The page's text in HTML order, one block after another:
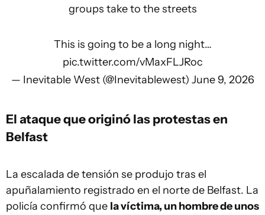
groups take to the streets
This is going to be a long night…
pic.twitter.com/vMaxFLJRoc
— Inevitable West (@Inevitablewest) June 9, 2026
El ataque que originó las protestas en
Belfast
La escalada de tensión se produjo tras el
apuñalamiento registrado en el norte de Belfast. La
policía confirmó que la víctima, un hombre de unos